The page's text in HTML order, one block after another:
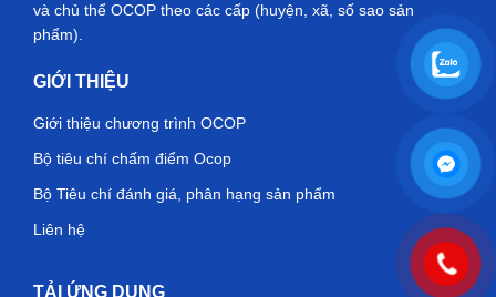
và chủ thể OCOP theo các cấp (huyện, xã, số sao sản
phẩm).
GIỚI THIỆU
Giới thiệu chương trình OCOP
Bộ tiêu chí chấm điểm Ocop
Bộ Tiêu chí đánh giá, phân hạng sản phẩm
Liên hệ
TẢI ỨNG DỤNG